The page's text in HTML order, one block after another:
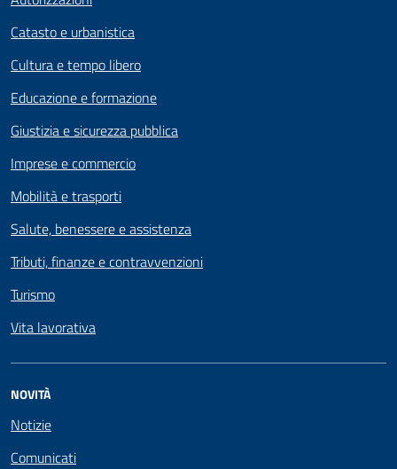
Catasto e urbanistica
Cultura e tempo libero
Educazione e formazione
Giustizia e sicurezza pubblica
Imprese e commercio
Mobilità e trasporti
Salute, benessere e assistenza
Tributi, finanze e contravvenzioni
Turismo
Vita lavorativa
NOVITÀ
Notizie
Comunicati